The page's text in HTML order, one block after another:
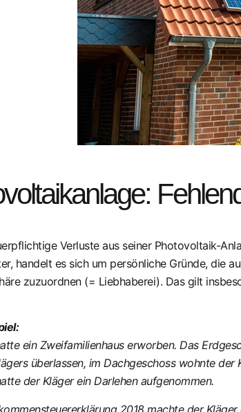
Verluste aus seiner Photovoltaik-
handelt es sich um persönliche Gründe, die
zuzuordnen (= Liebhaberei). Das gilt
ein Zweifamilienhaus erworben. Das
überlassen, im Dachgeschoss wohnte
der Kläger ein Darlehen aufgenommen.
2018 machte der